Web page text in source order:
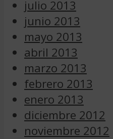
julio 2013
junio 2013
mayo 2013
abril 2013
marzo 2013
febrero 2013
enero 2013
diciembre 2012
noviembre 2012